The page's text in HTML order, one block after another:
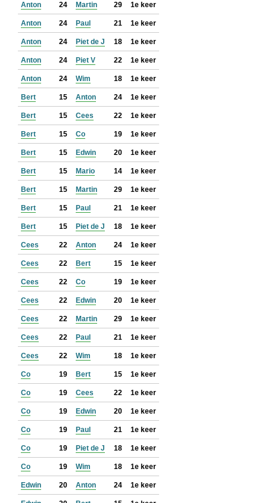
Anton 24 Martin 29 1e keer
Anton 24 Paul 21 1e keer
Anton 24 Piet de J 18 1e keer
Anton 24 Piet V 22 1e keer
Anton 24 Wim 18 1e keer
Bert 15 Anton 24 1e keer
Bert 15 Cees 22 1e keer
Bert 15 Co 19 1e keer
Bert 15 Edwin 20 1e keer
Bert 15 Mario 14 1e keer
Bert 15 Martin 29 1e keer
Bert 15 Paul 21 1e keer
Bert 15 Piet de J 18 1e keer
Cees 22 Anton 24 1e keer
Cees 22 Bert 15 1e keer
Cees 22 Co 19 1e keer
Cees 22 Edwin 20 1e keer
Cees 22 Martin 29 1e keer
Cees 22 Paul 21 1e keer
Cees 22 Wim 18 1e keer
Co 19 Bert 15 1e keer
Co 19 Cees 22 1e keer
Co 19 Edwin 20 1e keer
Co 19 Paul 21 1e keer
Co 19 Piet de J 18 1e keer
Co 19 Wim 18 1e keer
Edwin 20 Anton 24 1e keer